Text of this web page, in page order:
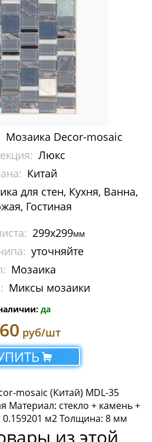
Staro
Crystal Mosaic
Mosaic
mosaic
Мозаика Decor-mosaic
Люкс
Китай
для стен, Кухня, Ванна,
Гостиная
299х299мм
уточняйте
Мозаика
Миксы мозаики
да
руб/шт
mosaic (Китай) MDL-35
Материал: стекло + камень +
0.159201 м2 Толщина: 8 мм
из этой